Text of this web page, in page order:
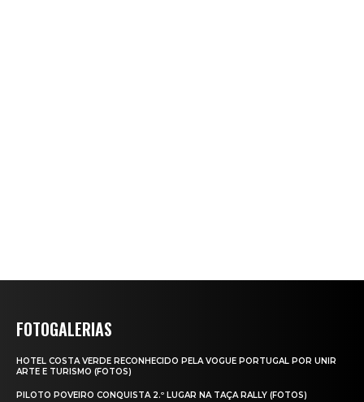
FOTOGALERIAS
HOTEL COSTA VERDE RECONHECIDO PELA VOGUE PORTUGAL POR UNIR
ARTE E TURISMO (FOTOS)
PILOTO POVEIRO CONQUISTA 2.º LUGAR NA TAÇA RALLY (FOTOS)